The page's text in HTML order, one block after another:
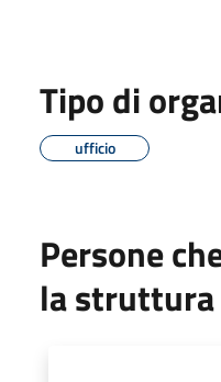
Tipo di
ufficio
Persone
la struttura